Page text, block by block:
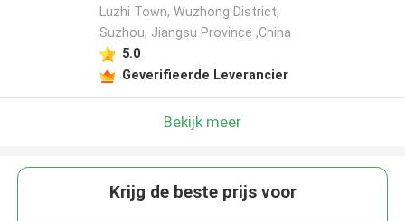
Luzhi Town, Wuzhong District,
Suzhou, Jiangsu Province ,China
5.0
Geverifieerde Leverancier
Bekijk meer
Krijg de beste prijs voor